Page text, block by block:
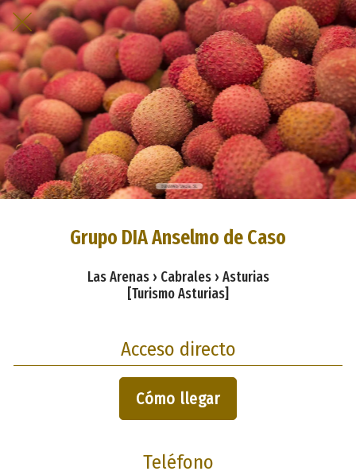
Grupo DIA Anselmo de Caso
Las Arenas › Cabrales › Asturias
[Turismo Asturias]
Acceso directo
Cómo llegar
Teléfono